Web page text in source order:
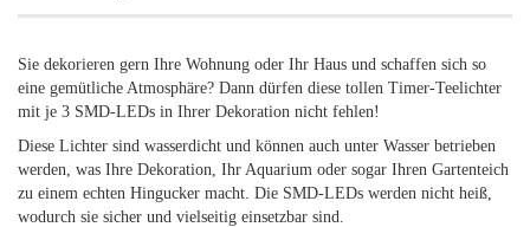
Sie dekorieren gern Ihre Wohnung oder Ihr Haus und schaffen sich so
eine gemütliche Atmosphäre? Dann dürfen diese tollen Timer-Teelichter
mit je 3 SMD-LEDs in Ihrer Dekoration nicht fehlen!
Diese Lichter sind wasserdicht und können auch unter Wasser betrieben
werden, was Ihre Dekoration, Ihr Aquarium oder sogar Ihren Gartenteich
zu einem echten Hingucker macht. Die SMD-LEDs werden nicht heiß,
wodurch sie sicher und vielseitig einsetzbar sind.